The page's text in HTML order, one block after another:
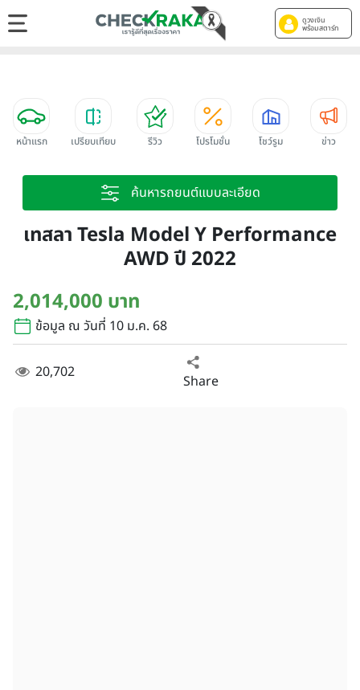
ดูวงเงิน
พร้อมสตาร์ท
หน้าแรก เปรียบเทียบ รีวิว โปรโมชั่น โชว์รูม ข่าว
ค้นหารถยนต์แบบละเอียด
เทสลา Tesla Model Y Performance
AWD ปี 2022
2,014,000 บาท
ข้อมูล ณ วันที่ 10 ม.ค. 68
20,702 Share